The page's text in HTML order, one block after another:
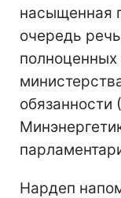
насыщенная
очередь
полноценных
обязанности
Нардеп